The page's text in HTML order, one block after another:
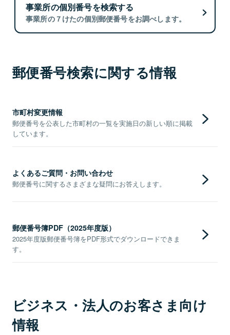
事業所の個別番号を検索する
事業所の７けたの個別郵便番号をお調べします。
郵便番号検索に関する情報
市町村変更情報
郵便番号を公表した市町村の一覧を実施日の新しい順に掲載
しています。
よくあるご質問・お問い合わせ
郵便番号に関するさまざまな疑問にお答えします。
郵便番号簿PDF（2025年度版）
2025年度版郵便番号簿をPDF形式でダウンロードできま
す。
ビジネス・法人のお客さま向け
情報